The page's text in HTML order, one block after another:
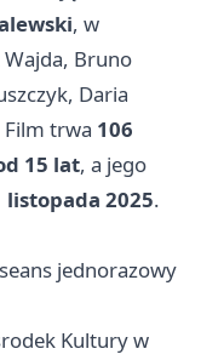
, w
Wajda, Bruno
Daria
Film trwa 106
15 lat, a jego
listopada 2025.
jednorazowy
Kultury w